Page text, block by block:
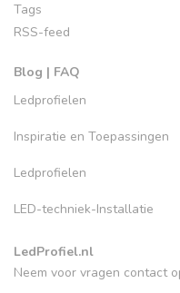
Tags
RSS-feed
Blog | FAQ
Ledprofielen
Inspiratie en Toepassingen
Ledprofielen
LED-techniek-Installatie
LedProfiel.nl
Neem voor vragen contact